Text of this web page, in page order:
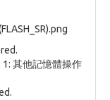
1: 其他記憶體操作